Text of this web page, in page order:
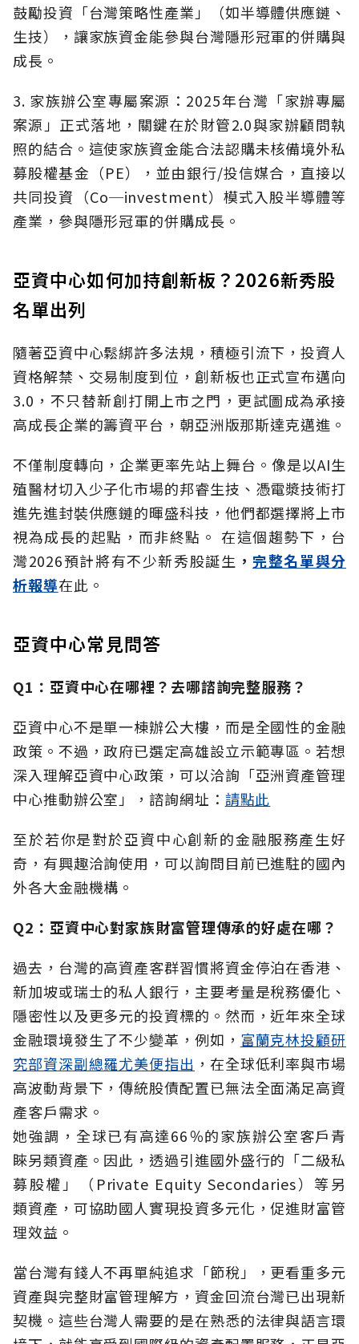
鼓勵投資「台灣策略性產業」（如半導體供應鏈、
生技），讓家族資金能參與台灣隱形冠軍的併購與
成長。
3. 家族辦公室專屬案源：2025年台灣「家辦專屬
案源」正式落地，關鍵在於財管2.0與家辦顧問執
照的結合。這使家族資金能合法認購未核備境外私
募股權基金（PE），並由銀行/投信媒合，直接以
共同投資（Co─investment）模式入股半導體等
產業，參與隱形冠軍的併購成長。
亞資中心如何加持創新板？2026新秀股
名單出列
隨著亞資中心鬆綁許多法規，積極引流下，投資人
資格解禁、交易制度到位，創新板也正式宣布邁向
3.0，不只替新創打開上市之門，更試圖成為承接
高成長企業的籌資平台，朝亞洲版那斯達克邁進。
不僅制度轉向，企業更率先站上舞台。像是以AI生
殖醫材切入少子化市場的邦睿生技、憑電漿技術打
進先進封裝供應鏈的暉盛科技，他們都選擇將上市
視為成長的起點，而非終點。 在這個趨勢下，台
灣2026預計將有不少新秀股誕生 ， 完整名單與分
析報導在此。
亞資中心常見問答
Q1：亞資中心在哪裡？去哪諮詢完整服務？
亞資中心不是單一棟辦公大樓，而是全國性的金融
政策。不過，政府已選定高雄設立示範專區。若想
深入理解亞資中心政策，可以洽詢「亞洲資產管理
中心推動辦公室」，諮詢網址： 請點此
至於若你是對於亞資中心創新的金融服務產生好
奇，有興趣洽詢使用，可以詢問目前已進駐的國內
外各大金融機構。
Q2：亞資中心對家族財富管理傳承的好處在哪？
過去，台灣的高資產客群習慣將資金停泊在香港、
新加坡或瑞士的私人銀行，主要考量是稅務優化、
隱密性以及更多元的投資標的。然而，近年來全球
金融環境發生了不少變革，例如， 富蘭克林投顧研
究部資深副總羅尤美便指出 ，在全球低利率與市場
高波動背景下，傳統股債配置已無法全面滿足高資
產客戶需求。
她強調，全球已有高達66％的家族辦公室客戶青
睞另類資產。因此，透過引進國外盛行的「二級私
募股權」（Private Equity Secondaries）等另
類資產，可協助國人實現投資多元化，促進財富管
理效益。
當台灣有錢人不再單純追求「節稅」，更看重多元
資產與完整財富管理解方，資金回流台灣已出現新
契機。這些台灣人需要的是在熟悉的法律與語言環